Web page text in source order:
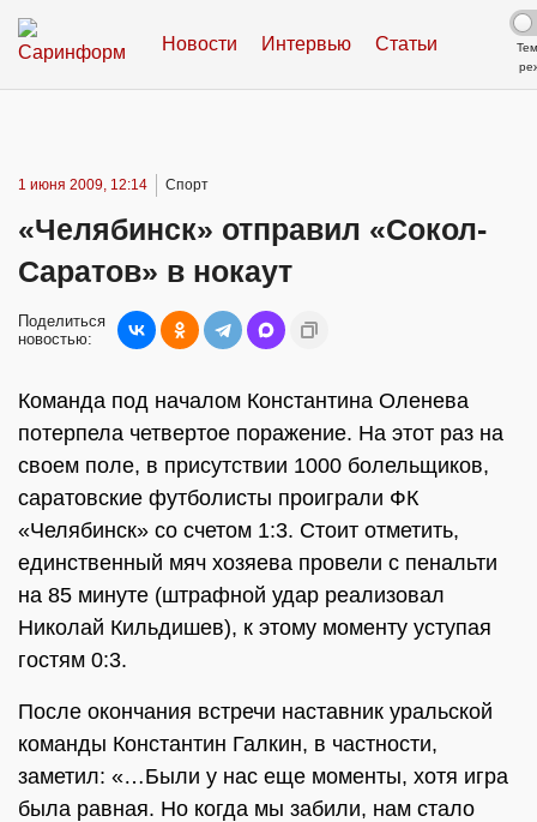
Новости Интервью Статьи
1 июня 2009, 12:14 Спорт
«Челябинск» отправил «Сокол-
Саратов» в нокаут
Поделиться
новостью:
Команда под началом Константина Оленева
потерпела четвертое поражение. На этот раз на
своем поле, в присутствии 1000 болельщиков,
саратовские футболисты проиграли ФК
«Челябинск» со счетом 1:3. Стоит отметить,
единственный мяч хозяева провели с пенальти
на 85 минуте (штрафной удар реализовал
Николай Кильдишев), к этому моменту уступая
гостям 0:3.
После окончания встречи наставник уральской
команды Константин Галкин, в частности,
заметил: «…Были у нас еще моменты, хотя игра
была равная. Но когда мы забили, нам стало